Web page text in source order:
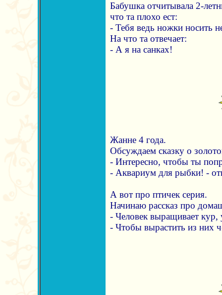
Бабушка отчитывала 2-
что та плохо ест:
- Тебя ведь ножки носить
На что та отвечает:
- А я на санках!
Жанне 4 года.
Обсуждаем сказку о
- Интересно, чтобы ты
- Аквариум для рыбки! -
А вот про птичек серия.
Начинаю рассказ про
- Человек выращивает кур,
- Чтобы вырастить из них